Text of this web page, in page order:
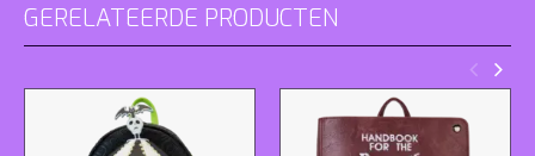
GERELATEERDE PRODUCTEN